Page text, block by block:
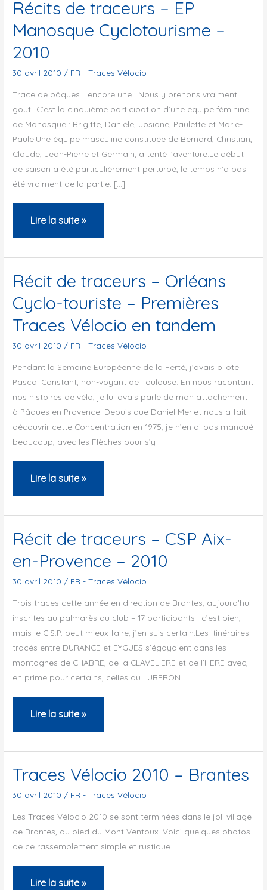
Récits de traceurs – EP
Manosque Cyclotourisme –
2010
30 avril 2010 / FR - Traces Vélocio
Trace de pâques… encore une ! Nous y prenons vraiment
gout…C’est la cinquième participation d’une équipe féminine
de Manosque : Brigitte, Danièle, Josiane, Paulette et Marie-
Paule.Une équipe masculine constituée de Bernard, Christian,
Claude, Jean-Pierre et Germain, a tenté l’aventure.Le début
de saison a été particulièrement perturbé, le temps n’a pas
été vraiment de la partie. […]
Récits
de
traceurs
EP
Manosque
Cyclotourisme
Lire la suite »
Récit de traceurs – Orléans
Cyclo-touriste – Premières
Traces Vélocio en tandem
30 avril 2010 / FR - Traces Vélocio
Pendant la Semaine Européenne de la Ferté, j’avais piloté
Pascal Constant, non-voyant de Toulouse. En nous racontant
nos histoires de vélo, je lui avais parlé de mon attachement
à Pâques en Provence. Depuis que Daniel Merlet nous a fait
découvrir cette Concentration en 1975, je n’en ai pas manqué
beaucoup, avec les Flèches pour s’y
Récit
de
traceurs
Orléans
Cyclo-
touriste
–
Premières
Traces
Vélocio
en
tandem
Lire la suite »
Récit de traceurs – CSP Aix-
en-Provence – 2010
30 avril 2010 / FR - Traces Vélocio
Trois traces cette année en direction de Brantes, aujourd’hui
inscrites au palmarès du club – 17 participants : c’est bien,
mais le C.S.P. peut mieux faire, j’en suis certain.Les itinéraires
tracés entre DURANCE et EYGUES s’égayaient dans les
montagnes de CHABRE, de la CLAVELIERE et de l’HERE avec,
en prime pour certains, celles du LUBERON
Récit
de
traceurs
CSP
Aix-
en-
Provence
–
2010
Lire la suite »
Traces Vélocio 2010 – Brantes
30 avril 2010 / FR - Traces Vélocio
Les Traces Vélocio 2010 se sont terminées dans le joli village
de Brantes, au pied du Mont Ventoux. Voici quelques photos
de ce rassemblement simple et rustique.
Traces
Lire la suite »